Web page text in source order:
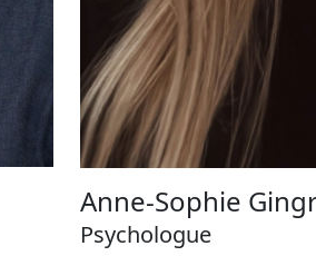
Anne-Sophie
Psychologue